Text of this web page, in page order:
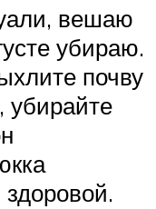
вешаю
убираю.
почву
убирайте